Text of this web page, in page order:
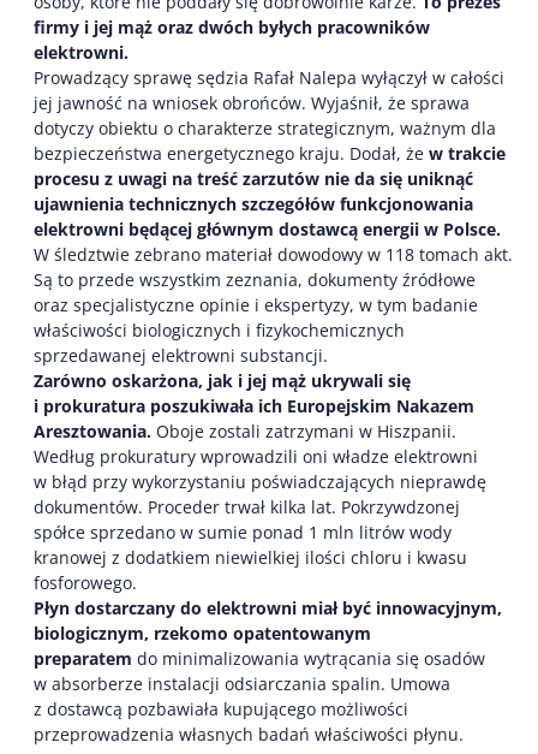
firmy i jej mąż oraz dwóch byłych pracowników
elektrowni.
Prowadzący sprawę sędzia Rafał Nalepa wyłączył w całości
jej jawność na wniosek obrońców. Wyjaśnił, że sprawa
dotyczy obiektu o charakterze strategicznym, ważnym dla
bezpieczeństwa energetycznego kraju. Dodał, że w trakcie
procesu z uwagi na treść zarzutów nie da się uniknąć
ujawnienia technicznych szczegółów funkcjonowania
elektrowni będącej głównym dostawcą energii w Polsce.
W śledztwie zebrano materiał dowodowy w 118 tomach akt.
Są to przede wszystkim zeznania, dokumenty źródłowe
oraz specjalistyczne opinie i ekspertyzy, w tym badanie
właściwości biologicznych i fizykochemicznych
sprzedawanej elektrowni substancji.
Zarówno oskarżona, jak i jej mąż ukrywali się
i prokuratura poszukiwała ich Europejskim Nakazem
Aresztowania. Oboje zostali zatrzymani w Hiszpanii.
Według prokuratury wprowadzili oni władze elektrowni
w błąd przy wykorzystaniu poświadczających nieprawdę
dokumentów. Proceder trwał kilka lat. Pokrzywdzonej
spółce sprzedano w sumie ponad 1 mln litrów wody
kranowej z dodatkiem niewielkiej ilości chloru i kwasu
fosforowego.
Płyn dostarczany do elektrowni miał być innowacyjnym,
biologicznym, rzekomo opatentowanym
preparatem do minimalizowania wytrącania się osadów
w absorberze instalacji odsiarczania spalin. Umowa
z dostawcą pozbawiała kupującego możliwości
przeprowadzenia własnych badań właściwości płynu.